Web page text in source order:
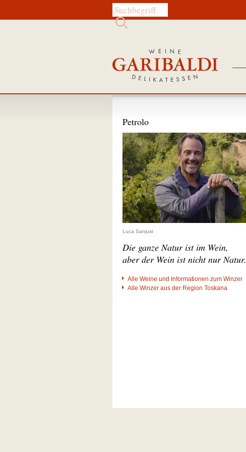
Diese Website durchsuchen:
Petrolo
Luca Sanjust
Die ganze Natur ist im Wein,
aber der Wein ist nicht nur Natur.
Alle Weine und Informationen zum Winzer
Alle Winzer aus der Region Toskana